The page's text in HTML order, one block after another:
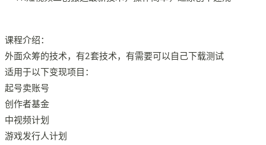
课程介绍：
外面众筹的技术，有2套技术，有需要可以自己下载测试
适用于以下变现项目：
起号卖账号
创作者基金
中视频计划
游戏发行人计划